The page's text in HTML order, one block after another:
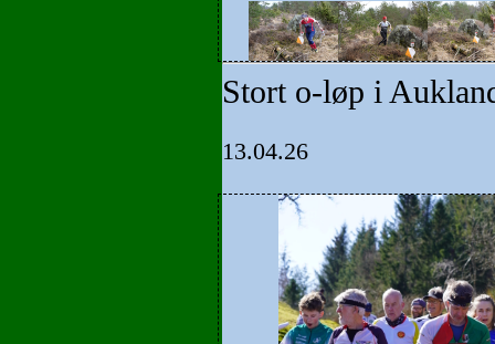
Stort o-løp i
13.04.26